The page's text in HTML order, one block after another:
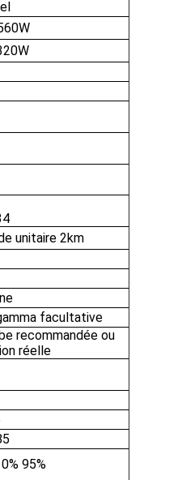
unitaire 2km
facultative
recommandée ou
réelle
95%